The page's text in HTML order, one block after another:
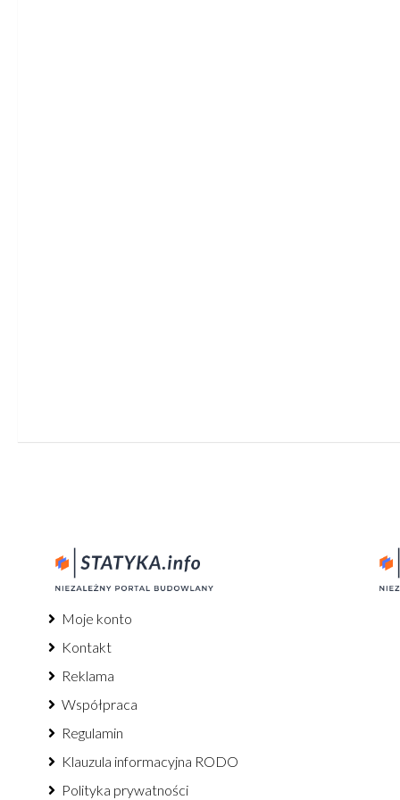
Moje konto
Kontakt
Reklama
Współpraca
Regulamin
Klauzula informacyjna RODO
Polityka prywatności